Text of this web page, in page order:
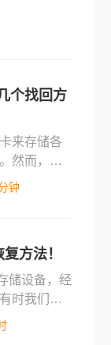
个找回方
来存储各
然而，有
致重要信
钟
方法！
储设备，经
时我们可
是由于多种